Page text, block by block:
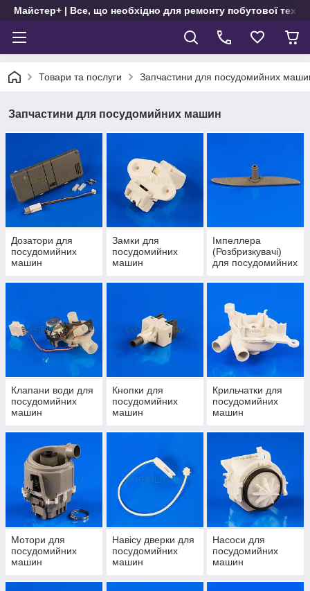
Майстер+ | Все, що необхідно для ремонту побутової
Товари та послуги Запчастини для посудомийних
Запчастини для посудомийних машин
Дозатори для
посудомийних
машин
Замки для
посудомийних
машин
Імпеллера
(Розбризкувачі)
для посудомийних
Клапани води для
посудомийних
машин
Кнопки для
посудомийних
машин
Крильчатки для
посудомийних
машин
Мотори для
посудомийних
машин
Навісу дверки для
посудомийних
машин
Насоси для
посудомийних
машин